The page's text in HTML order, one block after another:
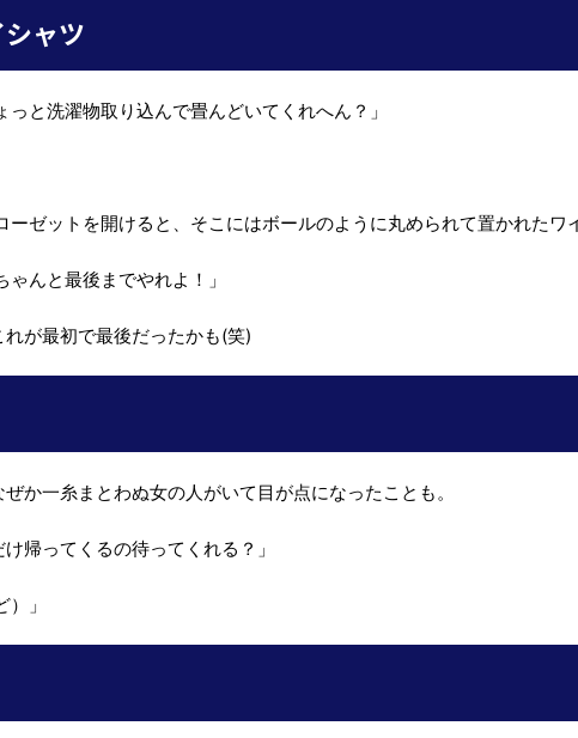
ャツ
と洗濯物取り込んで畳んどいてくれへん？」
ーゼットを開けると、そこにはボールのように丸められて置かれたワ
んと最後までやれよ！」
が最初で最後だったかも(笑)
か一糸まとわぬ女の人がいて目が点になったことも。
帰ってくるの待ってくれる？」
」